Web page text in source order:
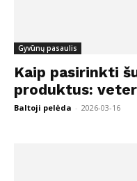
Gyvūnų pasaulis
Kaip pasirinkti
produktus:
Baltoji pelėda - 2026-03-16